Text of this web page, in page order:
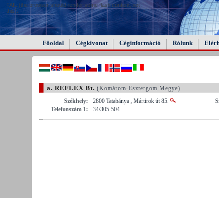
FAIL (the browser should render some flash content, not
this).
Főoldal Cégkivonat Céginformáció Rólunk
a. REFLEX Bt. (Komárom-Esztergom Megye)
Székhely:
2800 Tatabánya , Mártírok út 85.
Telefonszám 1:
34/305-504